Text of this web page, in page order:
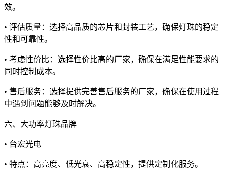
效。
• 评估质量：选择高品质的芯片和封装工艺，确保灯珠的稳定
性和可靠性。
• 考虑性价比：选择性价比高的厂家，确保在满足性能要求的
同时控制成本。
• 售后服务：选择提供完善售后服务的厂家，确保在使用过程
中遇到问题能够及时解决。
六、大功率灯珠品牌
• 台宏光电
• 特点：高亮度、低光衰、高稳定性，提供定制化服务。